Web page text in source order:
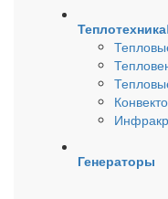
Теплотехника
Генераторы